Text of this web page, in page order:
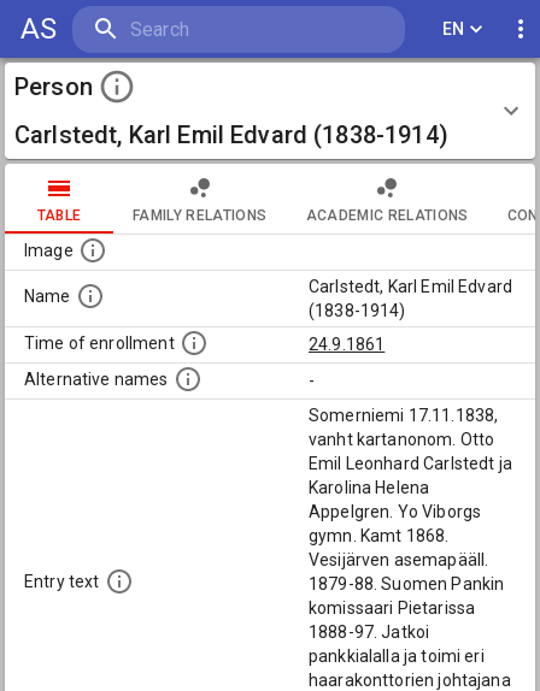
AS EN
Person
Carlstedt, Karl Emil Edvard (1838-1914)
TABLE FAMILY RELATIONS ACADEMIC RELATIONS
Image
Name
Carlstedt, Karl Emil Edvard
(1838-1914)
Time of enrollment
24.9.1861
Alternative names
-
Entry text
Somerniemi 17.11.1838,
vanht kartanonom. Otto
Emil Leonhard Carlstedt ja
Karolina Helena
Appelgren. Yo Viborgs
gymn. Kamt 1868.
Vesijärven asemapääll.
1879-88. Suomen Pankin
komissaari Pietarissa
1888-97. Jatkoi
pankkialalla ja toimi eri
haarakonttorien johtajana